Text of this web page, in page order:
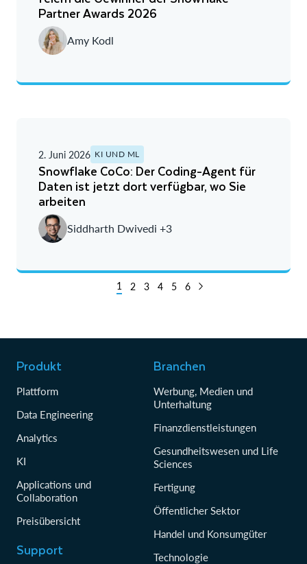
Partner Awards 2026
Amy Kodl
2. Juni 2026 KI UND ML
Snowflake CoCo: Der Coding-Agent für
Daten ist jetzt dort verfügbar, wo Sie
arbeiten
Siddharth Dwivedi +3
1 2 3 4 5 6
Produkt
Plattform
Data Engineering
Analytics
KI
Applications und
Collaboration
Preisübersicht
Support
Branchen
Werbung, Medien und
Unterhaltung
Finanzdienstleistungen
Gesundheitswesen und Life
Sciences
Fertigung
Öffentlicher Sektor
Handel und Konsumgüter
Technologie